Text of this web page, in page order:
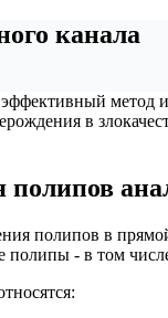
канала
метод
в
полипов в
- в том